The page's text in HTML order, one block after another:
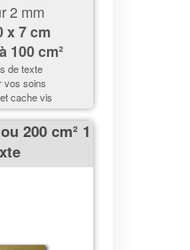
2 mm
x 7 cm
100 cm²
de texte
vos soins
cache vis
200 cm² 1